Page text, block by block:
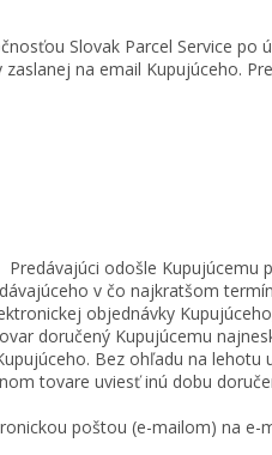
Slovak Parcel Service po
na email Kupujúceho.
odošle Kupujúcemu
v čo najkratšom
objednávky
doručený Kupujúcemu
Bez ohľadu na lehotu
tovare uviesť inú dobu
poštou (e-mailom) na e-